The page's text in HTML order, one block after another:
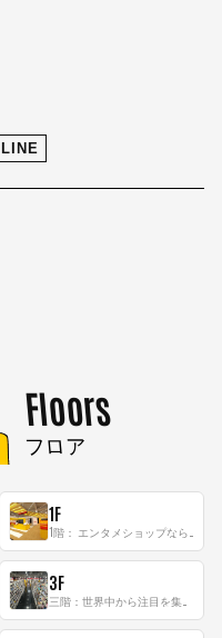
LINE
Floors
フロア
1F
3F